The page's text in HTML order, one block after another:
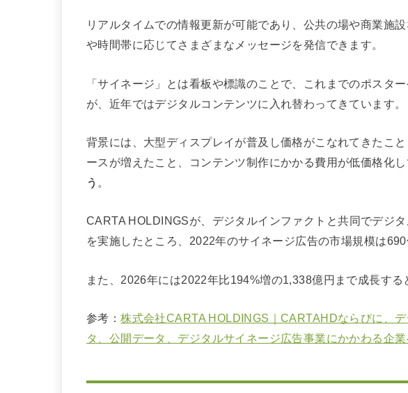
リアルタイムでの情報更新が可能であり、公共の場や商業施
や時間帯に応じてさまざまなメッセージを発信できます。
「サイネージ」とは看板や標識のことで、これまでのポスタ
が、近年ではデジタルコンテンツに入れ替わってきています。
背景には、大型ディスプレイが普及し価格がこなれてきたこ
ースが増えたこと、コンテンツ制作にかかる費用が低価格化
う 。
CARTA HOLDINGSが、デジタルインファクトと共同でデジ
を実施したところ、2022年のサイネージ広告の市場規模は
また、2026年には2022年比194%増の1,338億円まで成長する
参考：株式会社CARTA HOLDINGS｜CARTAHDならびに、
タ、公開データ、デジタルサイネージ広告事業にかかわる企